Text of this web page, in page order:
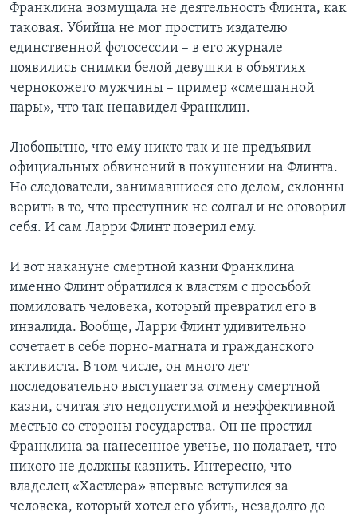
Франклина возмущала не деятельность Флинта, как
таковая. Убийца не мог простить издателю
единственной фотосессии – в его журнале
появились снимки белой девушки в объятиях
чернокожего мужчины – пример «смешанной
пары», что так ненавидел Франклин.
Любопытно, что ему никто так и не предъявил
официальных обвинений в покушении на Флинта.
Но следователи, занимавшиеся его делом, склонны
верить в то, что преступник не солгал и не оговорил
себя. И сам Ларри Флинт поверил ему.
И вот накануне смертной казни Франклина
именно Флинт обратился к властям с просьбой
помиловать человека, который превратил его в
инвалида. Вообще, Ларри Флинт удивительно
сочетает в себе порно-магната и гражданского
активиста. В том числе, он много лет
последовательно выступает за отмену смертной
казни, считая это недопустимой и неэффективной
местью со стороны государства. Он не простил
Франклина за нанесенное увечье, но полагает, что
никого не должны казнить. Интересно, что
владелец «Хастлера» впервые вступился за
человека, который хотел его убить, незадолго до